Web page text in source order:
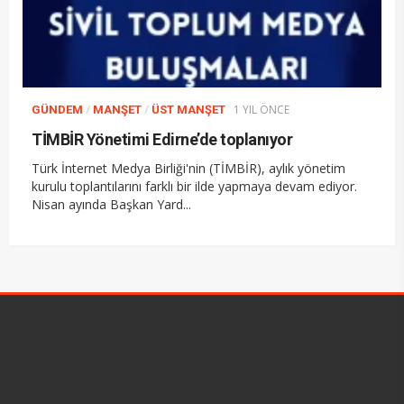
GÜNDEM / MANŞET / ÜST MANŞET 1 YIL ÖNCE
TİMBİR Yönetimi Edirne’de toplanıyor
Türk İnternet Medya Birliği'nin (TİMBİR), aylık yönetim
kurulu toplantılarını farklı bir ilde yapmaya devam ediyor.
Nisan ayında Başkan Yard...